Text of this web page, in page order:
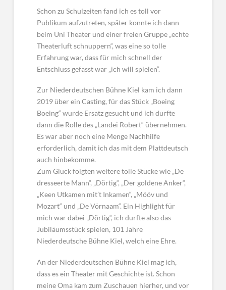
Schon zu Schulzeiten fand ich es toll vor
Publikum aufzutreten, später konnte ich dann
beim Uni Theater und einer freien Gruppe „echte
Theaterluft schnuppern“, was eine so tolle
Erfahrung war, dass für mich schnell der
Entschluss gefasst war „ich will spielen“.
Zur Niederdeutschen Bühne Kiel kam ich dann
2019 über ein Casting, für das Stück „Boeing
Boeing“ wurde Ersatz gesucht und ich durfte
dann die Rolle des „Landei Robert“ übernehmen.
Es war aber noch eine Menge Nachhilfe
erforderlich, damit ich das mit dem Plattdeutsch
auch hinbekomme.
Zum Glück folgten weitere tolle Stücke wie „De
dresseerte Mann“, „Dörtig“, „Der goldene Anker“,
„Keen Utkamen mit’t Inkamen“, „Mööv und
Mozart“ und „De Vörnaam“. Ein Highlight für
mich war dabei „Dörtig“, ich durfte also das
Jubiläumsstück spielen, 101 Jahre
Niederdeutsche Bühne Kiel, welch eine Ehre.
An der Niederdeutschen Bühne Kiel mag ich,
dass es ein Theater mit Geschichte ist. Schon
meine Oma kam zum Zuschauen hierher, und vor